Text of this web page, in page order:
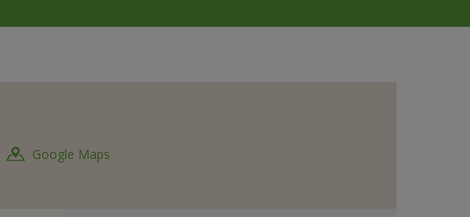
Google Maps